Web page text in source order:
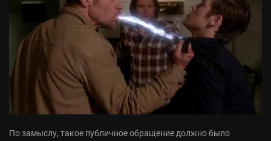
По замыслу, такое публичное обращение должно было